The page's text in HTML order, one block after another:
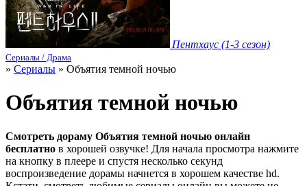
Пентхаус (1-3 сезон)
Сериалы / Драма
» Сериалы » Объятия темной ночью
Объятия темной ночью
Смотреть дораму Объятия темной ночью онлайн
бесплатно в хорошей озвучке! Для начала просмотра нажмите
на кнопку в плеере и спустя несколько секунд
воспроизведение дорамы начнется в хорошем качестве hd.